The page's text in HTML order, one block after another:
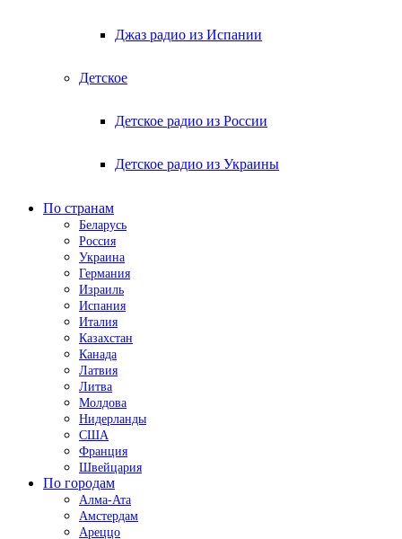
Джаз радио из Испании
Детское
Детское радио из России
Детское радио из Украины
По странам
Беларусь
Россия
Украина
Германия
Израиль
Испания
Италия
Казахстан
Канада
Латвия
Литва
Молдова
Нидерланды
США
Франция
Швейцария
По городам
Алма-Ата
Амстердам
Ареццо